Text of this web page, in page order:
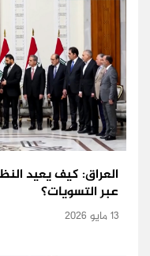
العراق: كيف يعيد
عبر التسويات؟
13 مايو 2026